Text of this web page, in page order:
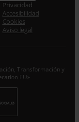
*
de
de…Seguir
Privacidad
Accesibilidad
Cookies
Aviso legal
Transformación y
EU»